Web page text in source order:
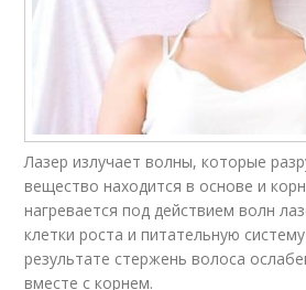
Лазер излучает волны, которые
вещество находится в основе и
нагревается под действием волн
клетки роста и питательную
результате стержень волоса
вместе с корнем.